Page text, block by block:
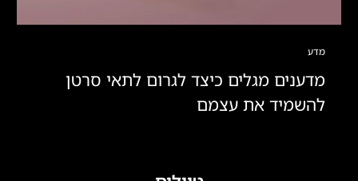
מדע
מדענים מגלים כיצד לגרום לתאי סרטן
להשמיד את עצמם